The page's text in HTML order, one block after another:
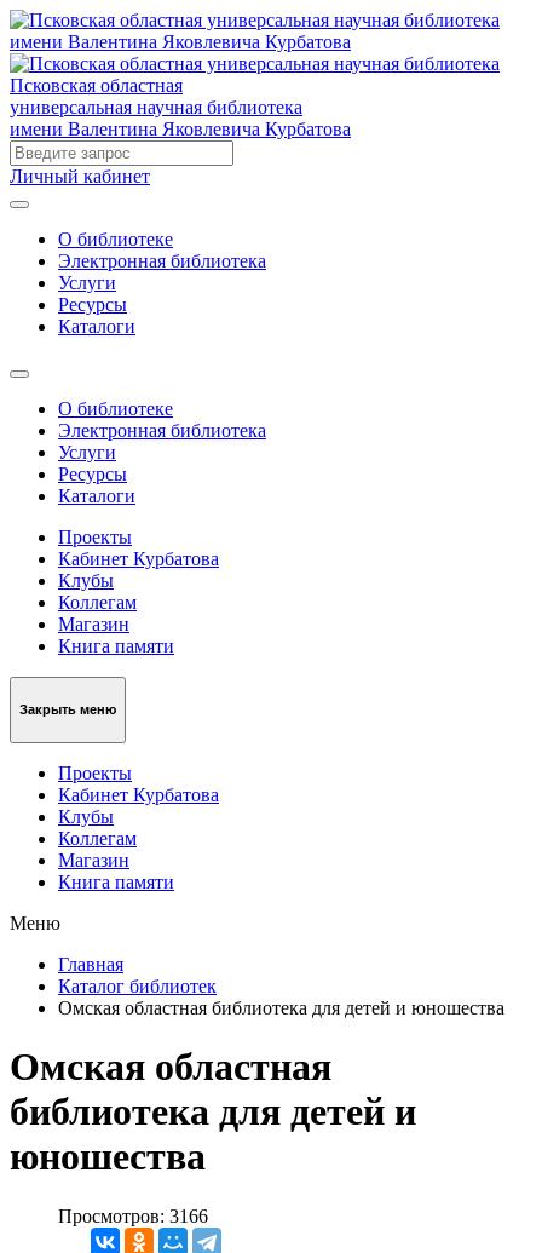
Псковская областная
универсальная научная библиотека
имени Валентина Яковлевича Курбатова
Личный кабинет
О библиотеке
Электронная библиотека
Услуги
Ресурсы
Каталоги
О библиотеке
Электронная библиотека
Услуги
Ресурсы
Каталоги
Проекты
Кабинет Курбатова
Клубы
Коллегам
Магазин
Книга памяти
Закрыть меню
Проекты
Кабинет Курбатова
Клубы
Коллегам
Магазин
Книга памяти
Меню
Главная
Каталог библиотек
Омская областная библиотека для детей и юношества
Омская областная
библиотека для детей и
юношества
Просмотров: 3166